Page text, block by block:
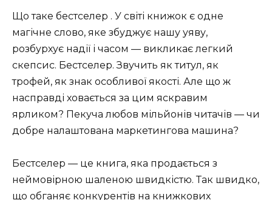
Що таке бестселер . У світі книжок є одне
магічне слово, яке збуджує нашу уяву,
розбурхує надії і часом — викликає легкий
скепсис. Бестселер. Звучить як титул, як
трофей, як знак особливої якості. Але що ж
насправді ховається за цим яскравим
ярликом? Пекуча любов мільйонів читачів — чи
добре налаштована маркетингова машина?
Бестселер — це книга, яка продається з
неймовірною шаленою швидкістю. Так швидко,
що обганяє конкурентів на книжкових